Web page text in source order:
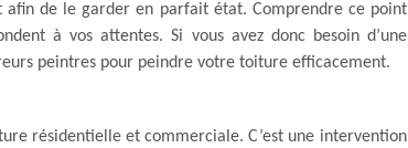
afin de le garder en parfait état. Comprendre ce point
à vos attentes. Si vous avez donc besoin d’une
peintres pour peindre votre toiture efficacement.
résidentielle et commerciale. C’est une intervention